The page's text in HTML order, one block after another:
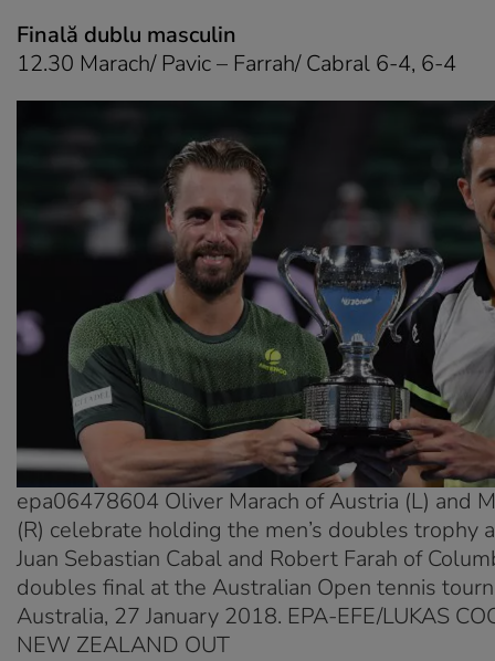
Finală dublu masculin
12.30 Marach/ Pavic – Farrah/ Cabral 6-4, 6-4
epa06478604 Oliver Marach of Austria (L) and
(R) celebrate holding the men’s doubles trophy
Juan Sebastian Cabal and Robert Farah of
doubles final at the Australian Open tennis
Australia, 27 January 2018. EPA-EFE/LUKAS
NEW ZEALAND OUT